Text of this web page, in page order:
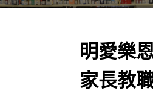
明愛樂
家長教